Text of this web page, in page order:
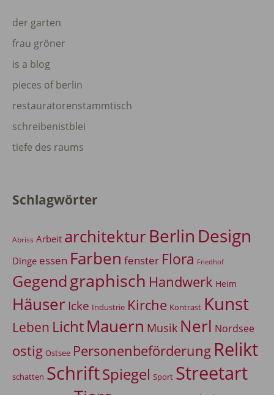
der garten
frau gröner
is a blog
pieces of berlin
restauratorenstammtisch
schreibenistblei
tiefe des raums
Schlagwörter
Abriss Arbeit architekturBerlin Design
Dinge essen Farben fenster Flora Friedhof
Gegendgraphisch Handwerk Heim
Häuser Icke Industrie Kirche Kontrast Kunst
Leben LichtMauern Musik Nerl Nordsee
ostig Ostsee Personenbeförderung Relikt
schatten SchriftSpiegel Sport Streetart